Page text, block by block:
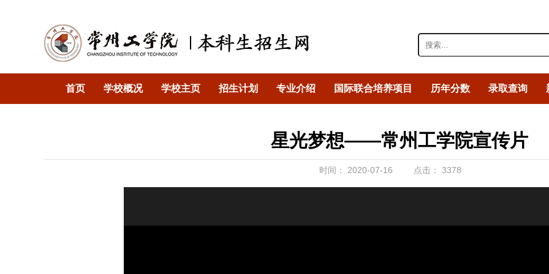
首页 学校概况 学校主页 招生计划 专业介绍 国际联合培养项目 历年分数 录取查询
星光梦想——常州工学院宣传片
时间： 2020-07-16 点击： 3378